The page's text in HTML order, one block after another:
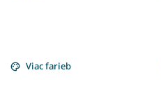
Viac farieb